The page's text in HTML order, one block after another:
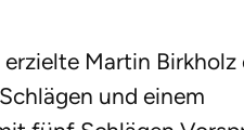
Martin Birkholz
und einem